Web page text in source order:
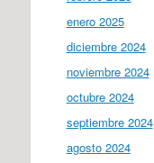
enero 2025
diciembre 2024
noviembre 2024
octubre 2024
septiembre 2024
agosto 2024